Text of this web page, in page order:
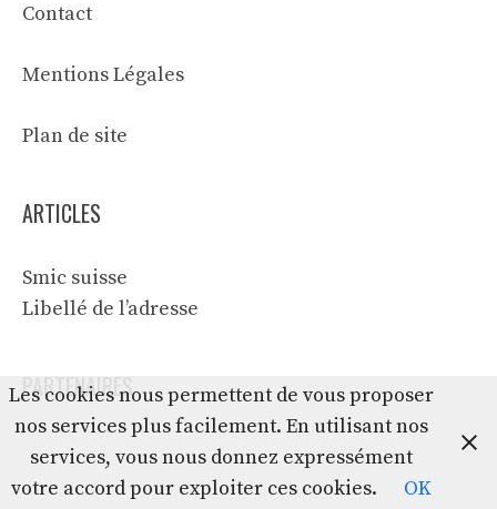
Contact
Mentions Légales
Plan de site
ARTICLES
Smic suisse
Libellé de l’adresse
PARTENAIRES
Les cookies nous permettent de vous proposer
nos services plus facilement. En utilisant nos
services, vous nous donnez expressément
votre accord pour exploiter ces cookies.
OK